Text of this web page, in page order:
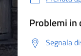
Problemi in
Segnala